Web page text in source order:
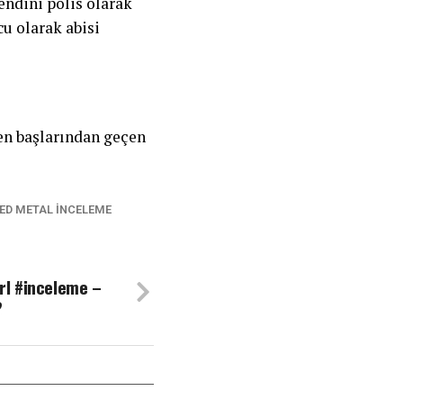
olarak abisi
başlarından geçen
METAL INCELEME
#inceleme –